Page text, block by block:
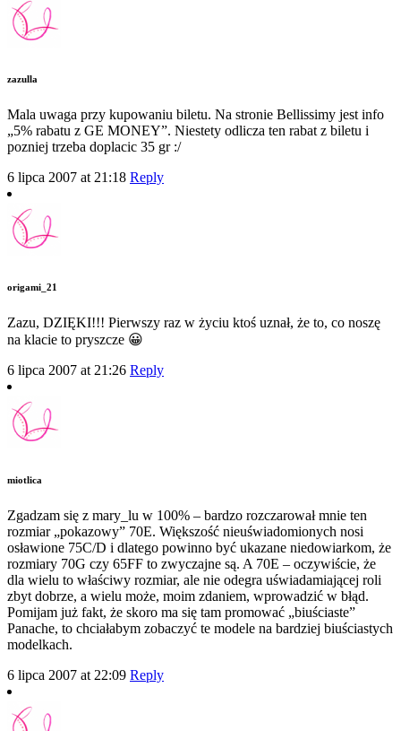
zazulla
Mala uwaga przy kupowaniu biletu. Na stronie Bellissimy jest info
„5% rabatu z GE MONEY”. Niestety odlicza ten rabat z biletu i
pozniej trzeba doplacic 35 gr :/
6 lipca 2007 at 21:18 Reply
origami_21
Zazu, DZIĘKI!!! Pierwszy raz w życiu ktoś uznał, że to, co noszę
na klacie to pryszcze 😀
6 lipca 2007 at 21:26 Reply
miotlica
Zgadzam się z mary_lu w 100% – bardzo rozczarował mnie ten
rozmiar „pokazowy” 70E. Większość nieuświadomionych nosi
osławione 75C/D i dlatego powinno być ukazane niedowiarkom, że
rozmiary 70G czy 65FF to zwyczajne są. A 70E – oczywiście, że
dla wielu to właściwy rozmiar, ale nie odegra uświadamiającej roli
zbyt dobrze, a wielu może, moim zdaniem, wprowadzić w błąd.
Pomijam już fakt, że skoro ma się tam promować „biuściaste”
Panache, to chciałabym zobaczyć te modele na bardziej biuściastych
modelkach.
6 lipca 2007 at 22:09 Reply